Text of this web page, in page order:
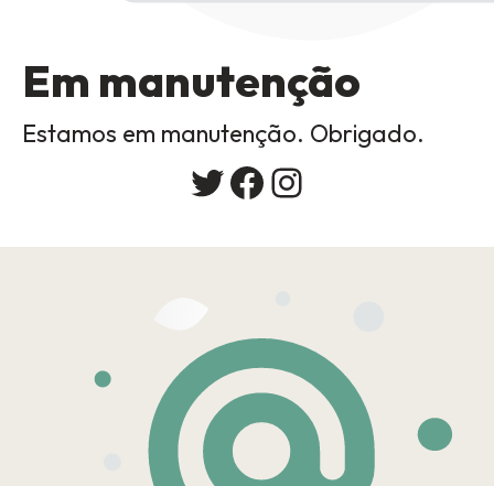
Em manutenção
Estamos em manutenção. Obrigado.
Twitter
Facebook
Instagram